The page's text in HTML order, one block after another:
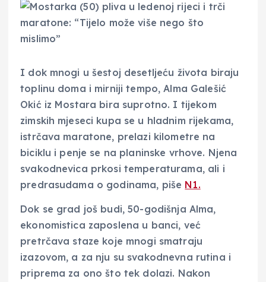
I dok mnogi u šestoj desetljeću života biraju
toplinu doma i mirniji tempo, Alma Galešić
Okić iz Mostara bira suprotno. I tijekom
zimskih mjeseci kupa se u hladnim rijekama,
istrčava maratone, prelazi kilometre na
biciklu i penje se na planinske vrhove. Njena
svakodnevica prkosi temperaturama, ali i
predrasudama o godinama, piše N1.
Dok se grad još budi, 50-godišnja Alma,
ekonomistica zaposlena u banci, već
pretrčava staze koje mnogi smatraju
izazovom, a za nju su svakodnevna rutina i
priprema za ono što tek dolazi. Nakon